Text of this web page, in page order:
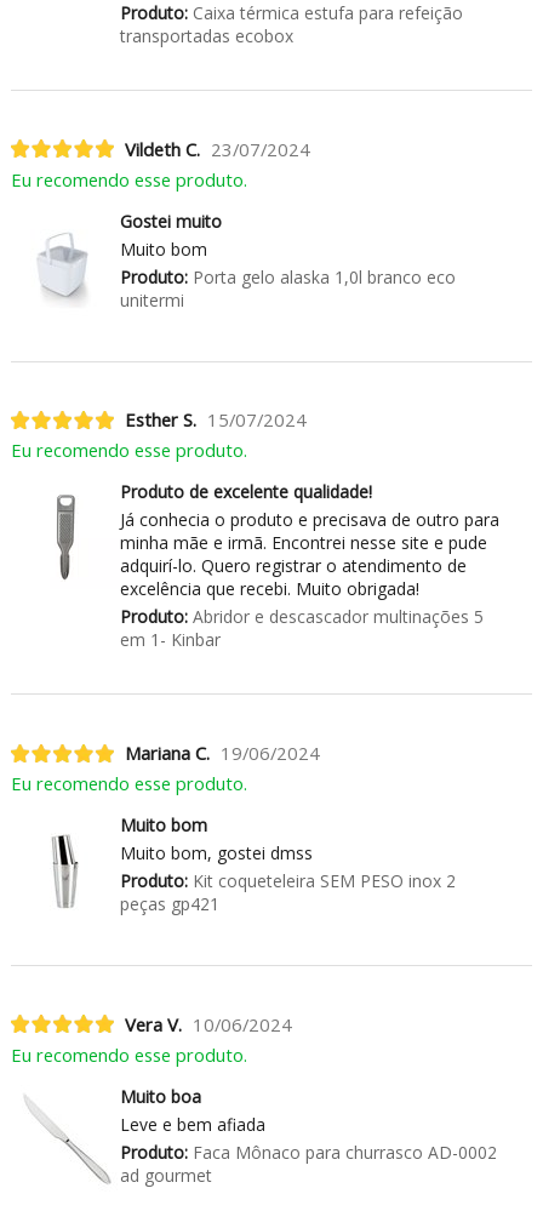
Produto:Caixa térmica estufa para refeição
transportadas ecobox
Vildeth C. 23/07/2024
Eu recomendo esse produto.
Gostei muito
Muito bom
Produto:Porta gelo alaska 1,0l branco eco
unitermi
Esther S. 15/07/2024
Eu recomendo esse produto.
Produto de excelente qualidade!
Já conhecia o produto e precisava de outro para
minha mãe e irmã. Encontrei nesse site e pude
adquirí-lo. Quero registrar o atendimento de
excelência que recebi. Muito obrigada!
Produto:Abridor e descascador multinações 5
em 1- Kinbar
Mariana C. 19/06/2024
Eu recomendo esse produto.
Muito bom
Muito bom, gostei dmss
Produto:Kit coqueteleira SEM PESO inox 2
peças gp421
Vera V. 10/06/2024
Eu recomendo esse produto.
Muito boa
Leve e bem afiada
Produto:Faca Mônaco para churrasco AD-0002
ad gourmet